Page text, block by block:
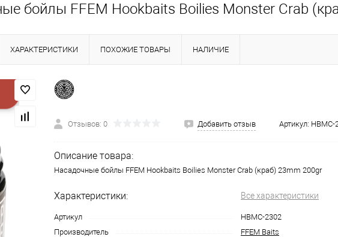
бойлы FFEM Hookbaits Boilies Monster Crab
ХАРАКТЕРИСТИКИ ПОХОЖИЕ ТОВАРЫ НАЛИЧИЕ
Отзывов: 0 Добавить отзыв Артикул: HBMC-
Описание товара:
Насадочные бойлы FFEM Hookbaits Boilies Monster Crab (краб) 23mm 200gr
Характеристики: Все характеристики
Артикул
HBMC-2302
Производитель
FFEM Baits